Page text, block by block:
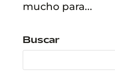
mucho para...
Buscar